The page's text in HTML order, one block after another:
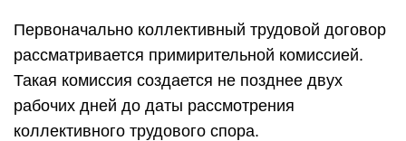
Первоначально коллективный трудовой договор
рассматривается примирительной комиссией.
Такая комиссия создается не позднее двух
рабочих дней до даты рассмотрения
коллективного трудового спора.